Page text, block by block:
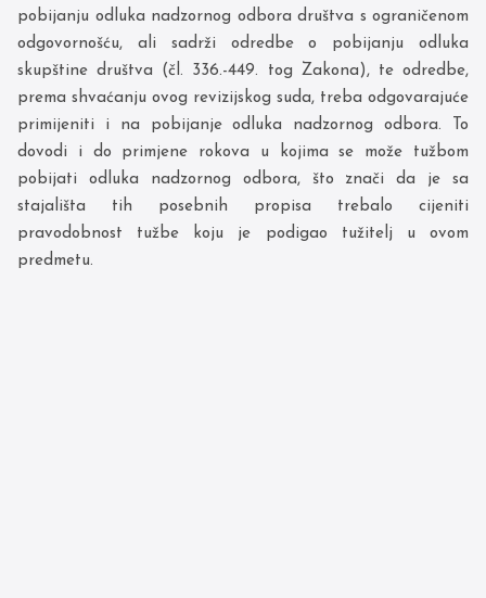
pobijanju odluka nadzornog odbora društva s ograničenom
odgovornošću, ali sadrži odredbe o pobijanju odluka
skupštine društva (čl. 336.-449. tog Zakona), te odredbe,
prema shvaćanju ovog revizijskog suda, treba odgovarajuće
primijeniti i na pobijanje odluka nadzornog odbora. To
dovodi i do primjene rokova u kojima se može tužbom
pobijati odluka nadzornog odbora, što znači da je sa
stajališta tih posebnih propisa trebalo cijeniti
pravodobnost tužbe koju je podigao tužitelj u ovom
predmetu.